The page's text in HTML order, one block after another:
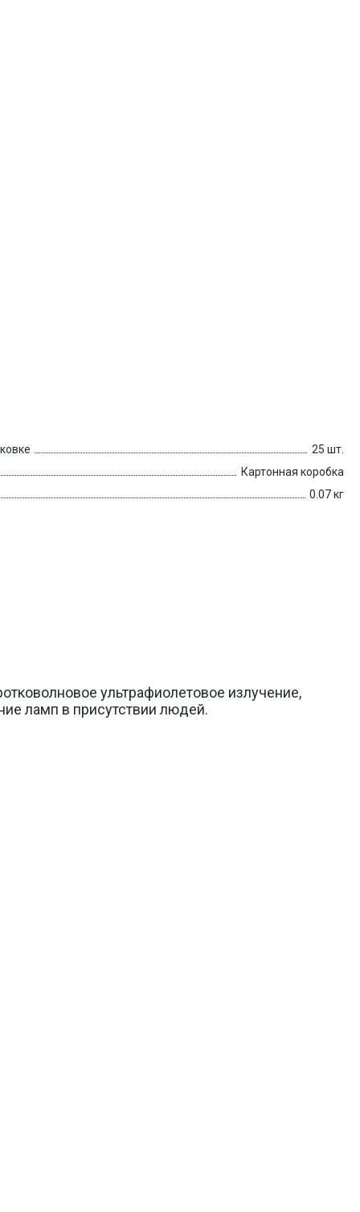
25 шт.
Картонная коробка
0.07 кг
ультрафиолетовое излучение,
ламп в присутствии людей.